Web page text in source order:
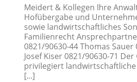
Meidert & Kollegen Ihre
Hofübergabe und
sowie landwirtschaftliches
Familienrecht
0821/90630-44 Thomas Sauer
Josef Kiser 0821/90630-71
privilegiert
[...]